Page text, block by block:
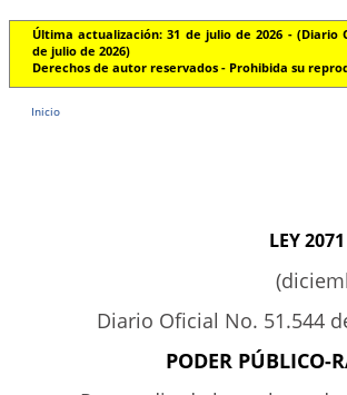
Última actualización: 31 de julio de 2026 - (Diario
de julio de 2026)
Derechos de autor reservados - Prohibida su
Inicio
LEY
Diario Oficial No. 51.544
PODER PÚBLICO-